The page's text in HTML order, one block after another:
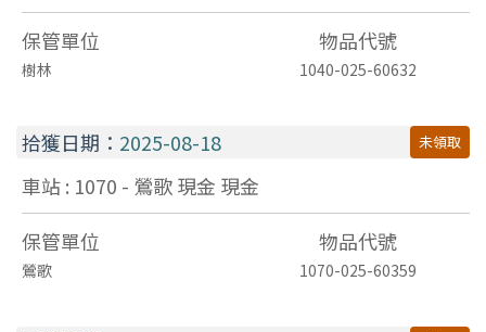
保管單位
物品代號
樹林 1040-025-60632
拾獲日期： 2025-08-18 未領取
車站 : 1070 - 鶯歌現金 現金
保管單位
物品代號
鶯歌 1070-025-60359